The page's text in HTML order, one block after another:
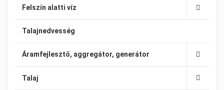
Felszín alatti víz
Talajnedvesség
Áramfejlesztő, aggregátor, generátor
Talaj